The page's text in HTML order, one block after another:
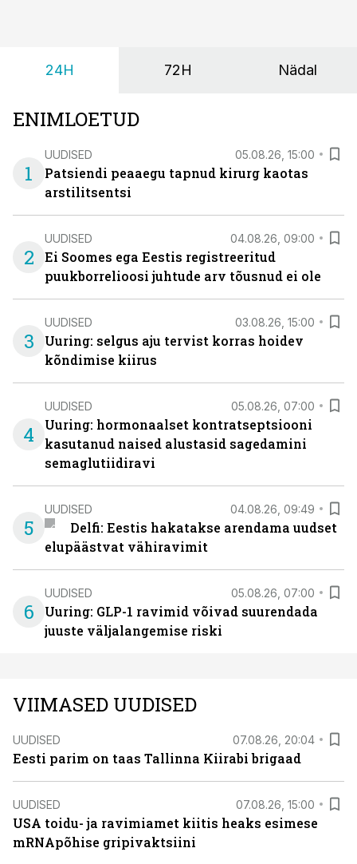
24H 72H Nädal
ENIMLOETUD
1
UUDISED 05.08.26, 15:00
Patsiendi peaaegu tapnud kirurg kaotas
arstilitsentsi
2
UUDISED 04.08.26, 09:00
Ei Soomes ega Eestis registreeritud
puukborrelioosi juhtude arv tõusnud ei ole
3
UUDISED 03.08.26, 15:00
Uuring: selgus aju tervist korras hoidev
kõndimise kiirus
4
UUDISED 05.08.26, 07:00
Uuring: hormonaalset kontratseptsiooni
kasutanud naised alustasid sagedamini
semaglutiidiravi
5
UUDISED 04.08.26, 09:49
Delfi: Eestis hakatakse arendama uudset
elupäästvat vähiravimit
6
UUDISED 05.08.26, 07:00
Uuring: GLP-1 ravimid võivad suurendada
juuste väljalangemise riski
VIIMASED UUDISED
UUDISED 07.08.26, 20:04
Eesti parim on taas Tallinna Kiirabi brigaad
UUDISED 07.08.26, 15:00
USA toidu- ja ravimiamet kiitis heaks esimese
mRNApõhise gripivaktsiini